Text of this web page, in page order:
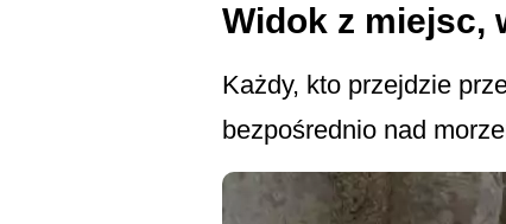
Widok z miejsc,
Każdy, kto przejdzie
bezpośrednio nad